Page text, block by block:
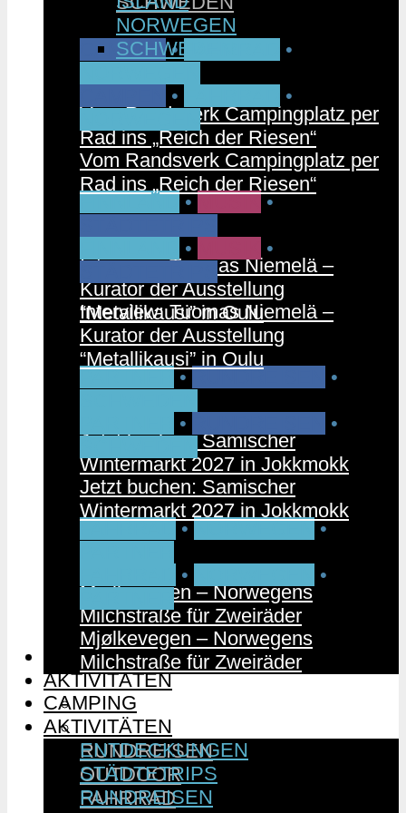
CAMPEN •
•
Vom Randsverk Campingplatz per
Rad ins „Reich der Riesen“
FINNLAND • MUSIK •
Interview: Tuomas Niemelä –
Kurator der Ausstellung
“Metallikausi” in Oulu
PARTNER • RUNDREISEN
•
Jetzt buchen: Samischer
Wintermarkt 2027 in Jokkmokk
FAHRRAD • NORWEGEN •
Mjølkevegen – Norwegens
Milchstraße für Zweiräder
CAMPING
AKTIVITÄTEN
ENTDECKUNGEN
STÄDTETRIPS
RUNDREISEN
OUTDOOR
FAHRRAD
NORWEGEN
SCHWEDEN
•
•
Vom Randsverk Campingplatz per
Rad ins „Reich der Riesen“
•
•
Interview: Tuomas Niemelä –
Kurator der Ausstellung
“Metallikausi” in Oulu
•
•
Jetzt buchen: Samischer
Wintermarkt 2027 in Jokkmokk
•
•
Mjølkevegen – Norwegens
Milchstraße für Zweiräder
CAMPING
AKTIVITÄTEN
ENTDECKUNGEN
STÄDTETRIPS
RUNDREISEN